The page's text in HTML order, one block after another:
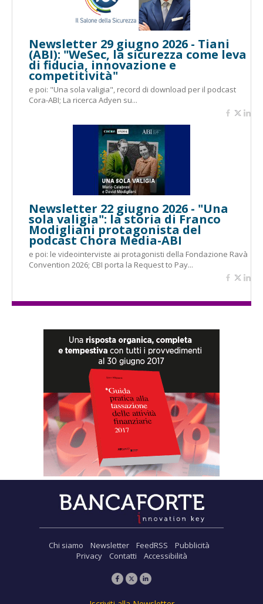
Newsletter 29 giugno 2026 - Tiani
(ABI): "WeSec, la sicurezza come leva
di fiducia, innovazione e
competitività"
e poi: "Una sola valigia", record di download per il podcast
Cora-ABI; La ricerca Adyen su...
Newsletter 22 giugno 2026 - "Una
sola valigia": la storia di Franco
Modigliani protagonista del
podcast Chora Media-ABI
e poi: le videointerviste ai protagonisti della Fondazione Ravà
Convention 2026; CBI porta la Request to Pay...
Chi siamo Newsletter FeedRSS
Pubblicità
Privacy
Contatti Accessibilità